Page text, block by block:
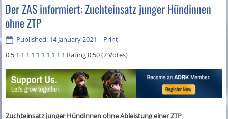
Der ZAS informiert: Zuchteinsatz junger Hündinnen
ohne ZTP
Published: 14 January 2021 | Print
0.5 1 1 1 1 1 1 1 1 1 1 Rating 0.50 (7 Votes)
Zuchteinsatz junger Hündinnen ohne Ableistung einer ZTP